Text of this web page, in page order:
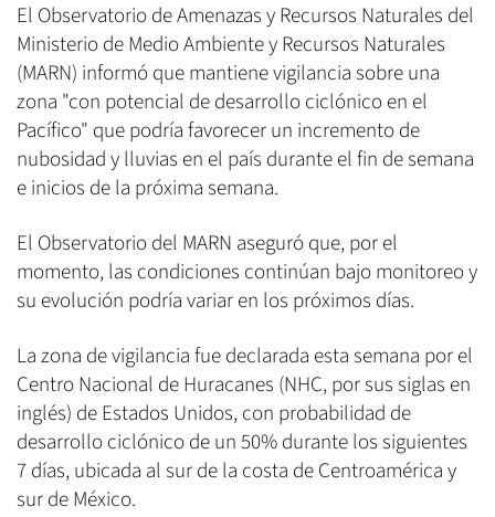
El Observatorio de Amenazas y Recursos Naturales del
Ministerio de Medio Ambiente y Recursos Naturales
(MARN) informó que mantiene vigilancia sobre una
zona "con potencial de desarrollo ciclónico en el
Pacífico" que podría favorecer un incremento de
nubosidad y lluvias en el país durante el fin de semana
e inicios de la próxima semana.
El Observatorio del MARN aseguró que, por el
momento, las condiciones continúan bajo monitoreo y
su evolución podría variar en los próximos días.
La zona de vigilancia fue declarada esta semana por el
Centro Nacional de Huracanes (NHC, por sus siglas en
inglés) de Estados Unidos, con probabilidad de
desarrollo ciclónico de un 50% durante los siguientes
7 días, ubicada al sur de la costa de Centroamérica y
sur de México.